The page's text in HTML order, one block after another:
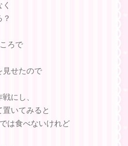
ろで
見せたので
にし、
いてみると
は食べないけれど